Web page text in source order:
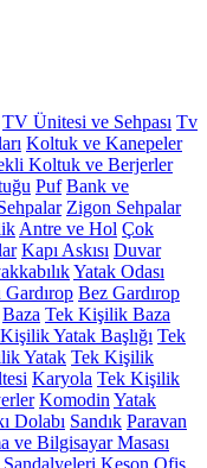
TV Ünitesi ve Sehpası Tv
Koltuk ve Kanepeler
Koltuk ve Berjerler
Puf Bank ve
Zigon Sehpalar
Antre ve Hol Çok
Kapı Askısı Duvar
Yatak Odası
Bez Gardırop
Baza Tek Kişilik Baza
Yatak Başlığı Tek
Yatak Tek Kişilik
Karyola Tek Kişilik
Komodin Yatak
Dolabı Sandık Paravan
ve Bilgisayar Masası
Keson Ofis